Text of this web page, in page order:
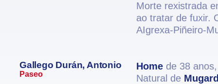
Morte rexistrada
ao tratar de fuxir.
AIgrexa-Piñeiro-
Gallego Durán, Antonio
Paseo
Home de 38
Natural de